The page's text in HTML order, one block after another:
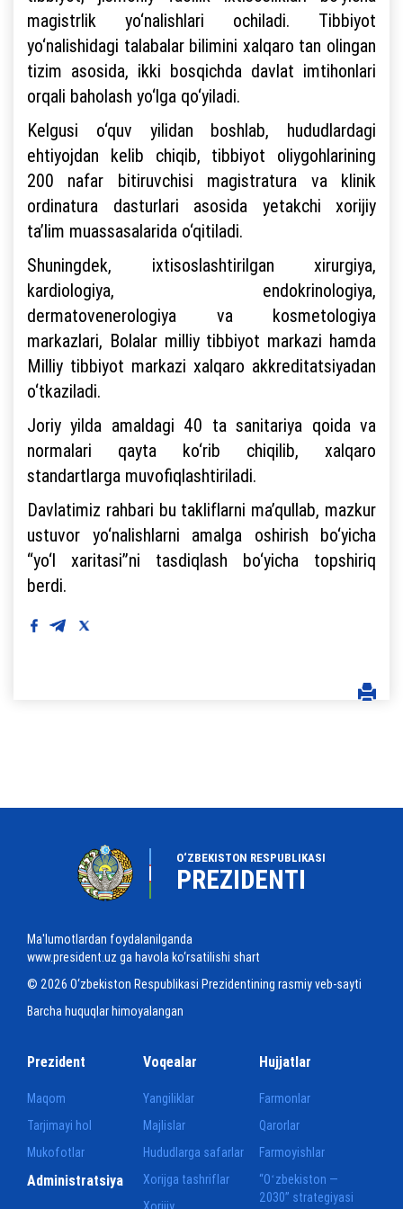
magistrlik yo‘nalishlari ochiladi. Tibbiyot
yo‘nalishidagi talabalar bilimini xalqaro tan olingan
tizim asosida, ikki bosqichda davlat imtihonlari
orqali baholash yo‘lga qo‘yiladi.
Kelgusi o‘quv yilidan boshlab, hududlardagi
ehtiyojdan kelib chiqib, tibbiyot oliygohlarining
200 nafar bitiruvchisi magistratura va klinik
ordinatura dasturlari asosida yetakchi xorijiy
ta’lim muassasalarida o‘qitiladi.
Shuningdek, ixtisoslashtirilgan xirurgiya,
kardiologiya, endokrinologiya,
dermatovenerologiya va kosmetologiya
markazlari, Bolalar milliy tibbiyot markazi hamda
Milliy tibbiyot markazi xalqaro akkreditatsiyadan
o‘tkaziladi.
Joriy yilda amaldagi 40 ta sanitariya qoida va
normalari qayta ko‘rib chiqilib, xalqaro
standartlarga muvofiqlashtiriladi.
Davlatimiz rahbari bu takliflarni ma’qullab, mazkur
ustuvor yo‘nalishlarni amalga oshirish bo‘yicha
“yo‘l xaritasi”ni tasdiqlash bo‘yicha topshiriq
berdi.
O‘ZBEKISTON RESPUBLIKASI
PREZIDENTI
Ma'lumotlardan foydalanilganda
www.president.uz ga havola ko‘rsatilishi shart
© 2026 O‘zbekiston Respublikasi Prezidentining rasmiy veb-sayti
Barcha huquqlar himoyalangan
Prezident
Maqom
Tarjimayi hol
Mukofotlar
Voqealar
Yangiliklar
Majlislar
Hududlarga safarlar
Xorijga tashriflar
Hujjatlar
Farmonlar
Qarorlar
Farmoyishlar
“Oʻzbekiston —
2030” strategiyasi
Administratsiya